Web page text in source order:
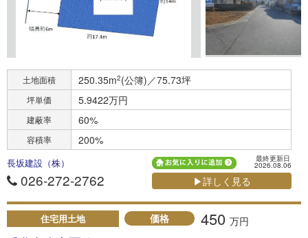
土地面積 250.35m2(公簿)／75.73坪
坪単価 5.9422万円
建蔽率 60%
容積率 200%
長坂建設（株）
026-272-2762
最終更新日
2026.08.06
▶詳しく見る
住宅用土地 価格 450 万円